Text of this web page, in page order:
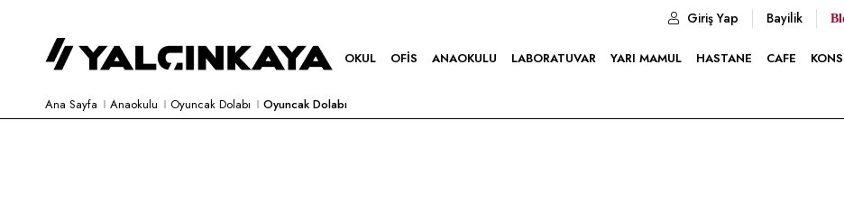
Giriş Yap Bayilik
OKUL OFIS ANAOKULU LABORATUVAR YARI MAMUL HASTANE CAFE
Ana Sayfa Anaokulu Oyuncak Dolabı Oyuncak Dolabı